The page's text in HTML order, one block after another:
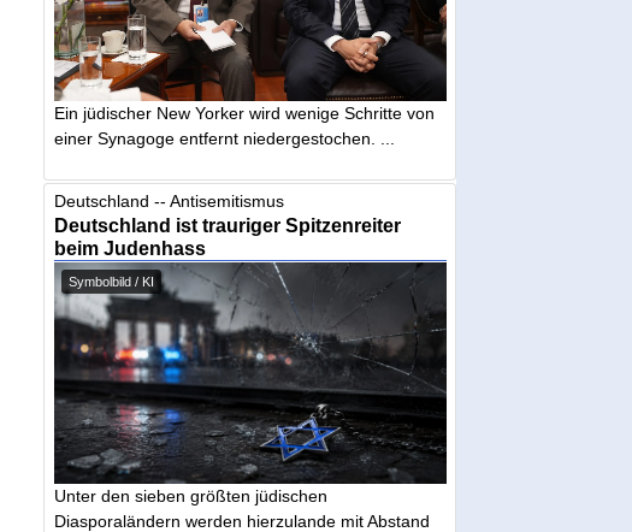
Ein jüdischer New Yorker wird wenige Schritte von
einer Synagoge entfernt niedergestochen. ...
Deutschland -- Antisemitismus
Deutschland ist trauriger Spitzenreiter
beim Judenhass
Symbolbild / KI
Unter den sieben größten jüdischen
Diasporaländern werden hierzulande mit Abstand